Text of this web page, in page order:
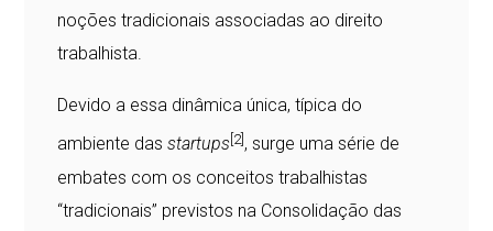
noções tradicionais associadas ao direito
trabalhista.
Devido a essa dinâmica única, típica do
ambiente dasstartups[2] , surge uma série de
embates com os conceitos trabalhistas
“tradicionais” previstos na Consolidação das